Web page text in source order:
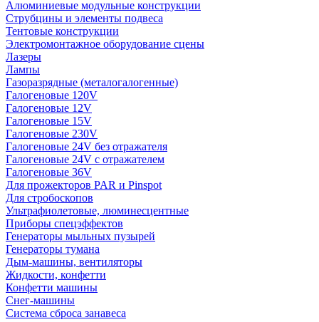
Алюминиевые модульные конструкции
Струбцины и элементы подвеса
Тентовые конструкции
Электромонтажное оборудование сцены
Лазеры
Лампы
Газоразрядные (металогалогенные)
Галогеновые 120V
Галогеновые 12V
Галогеновые 15V
Галогеновые 230V
Галогеновые 24V без отражателя
Галогеновые 24V с отражателем
Галогеновые 36V
Для прожекторов PAR и Pinspot
Для стробоскопов
Ультрафиолетовые, люминесцентные
Приборы спецэффектов
Генераторы мыльных пузырей
Генераторы тумана
Дым-машины, вентиляторы
Жидкости, конфетти
Конфетти машины
Снег-машины
Система сброса занавеса